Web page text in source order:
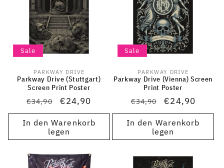
Sale
Anbieter:
PARKWAY DRIVE
Parkway Drive (Stuttgart)
Screen Print Poster
Normaler
Preis
€34,90 Verkaufspreis
€24,90
In den Warenkorb
legen
Sale
Anbieter:
PARKWAY DRIVE
Parkway Drive (Vienna) Screen
Print Poster
Normaler
Preis
€34,90 Verkaufspreis
€24,90
In den Warenkorb
legen